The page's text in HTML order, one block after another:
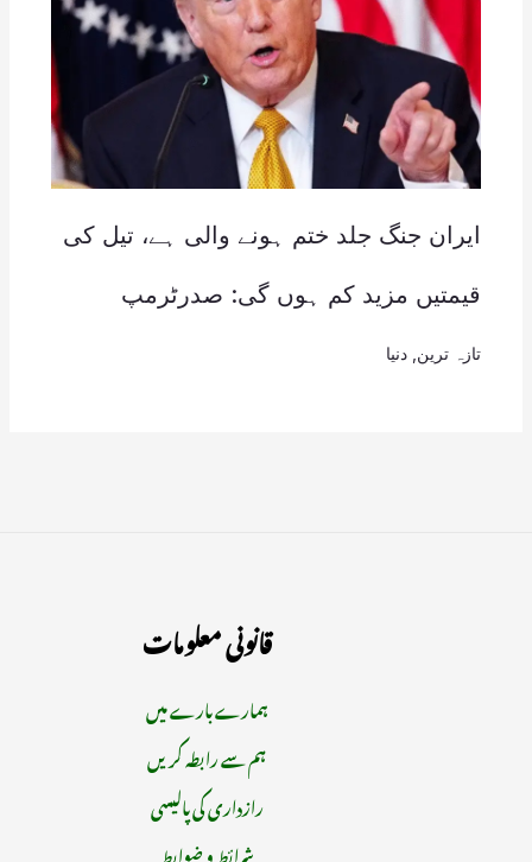
ایران جنگ جلد ختم ہونے والی ہے، تیل کی
قیمتیں مزید کم ہوں گی: صدرٹرمپ
تازہ ترین دنیا
قانونی معلومات
ہمارے بارے میں
ہم سے رابطہ کریں
رازداری کی پالیسی
شرائط و ضوابط